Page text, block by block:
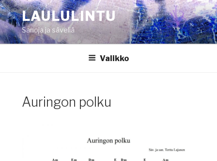
Siirry
sisältöönLAULULINTU
Sanoja ja säveliä
Valikko
Auringon polku